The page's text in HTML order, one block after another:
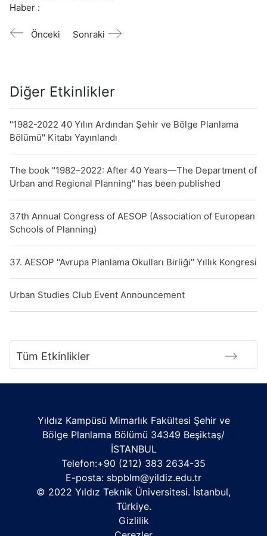
Haber :
Önceki Sonraki
Diğer Etkinlikler
"1982-2022 40 Yılın Ardından Şehir ve Bölge Planlama
Bölümü" Kitabı Yayınlandı
The book "1982–2022: After 40 Years—The Department of
Urban and Regional Planning" has been published
37th Annual Congress of AESOP (Association of European
Schools of Planning)
37. AESOP "Avrupa Planlama Okulları Birliği" Yıllık Kongresi
Urban Studies Club Event Announcement
Tüm Etkinlikler
Yıldız Kampüsü Mimarlık Fakültesi Şehir ve
Bölge Planlama Bölümü 34349 Beşiktaş/
İSTANBUL
Telefon:+90 (212) 383 2634-35
E-posta: sbpblm@yildiz.edu.tr
© 2022 Yıldız Teknik Üniversitesi. İstanbul,
Türkiye.
Gizlilik